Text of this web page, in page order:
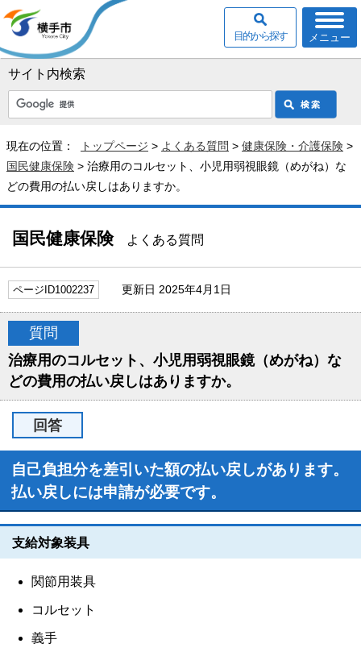
サイト内検索
メニュー
目的から探す
現在の位置： トップページ > よくある質問 > 健康保険・介護保険 >
国民健康保険 > 治療用のコルセット、小児用弱視眼鏡（めがね）な
どの費用の払い戻しはありますか。
国民健康保険よくある質問
ページID1002237 更新日 2025年4月1日
質問
治療用のコルセット、小児用弱視眼鏡（めがね）な
どの費用の払い戻しはありますか。
回答
自己負担分を差引いた額の払い戻しがあります。
払い戻しには申請が必要です。
支給対象装具
関節用装具
コルセット
義手